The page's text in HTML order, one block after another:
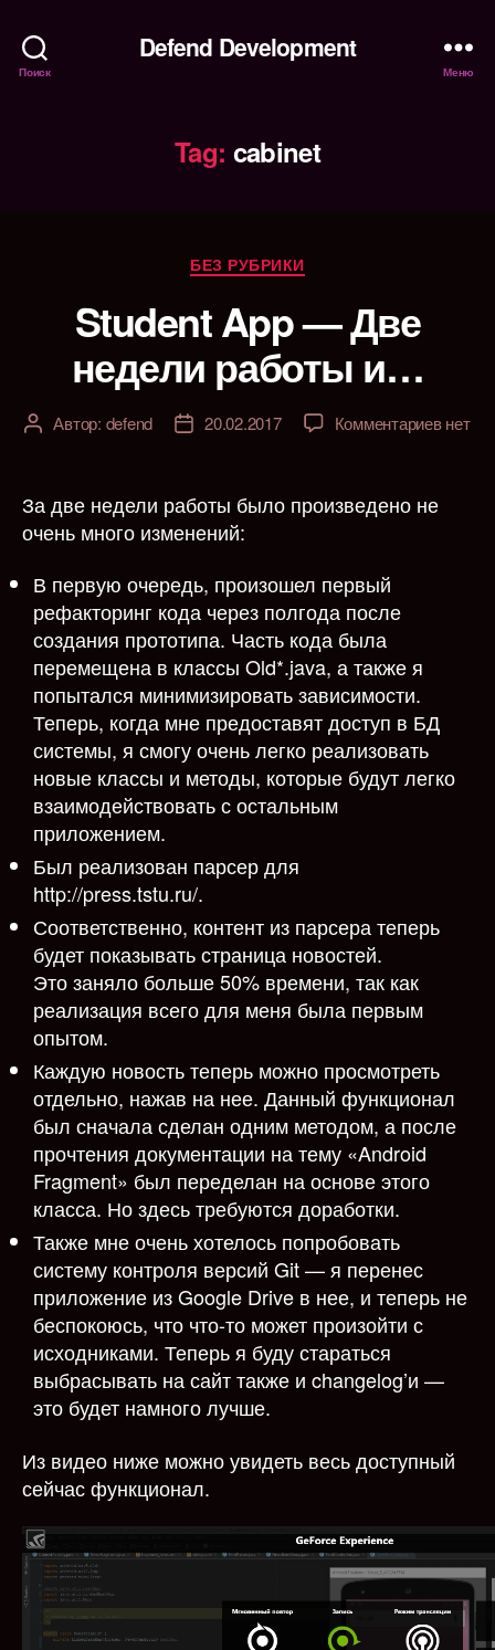
Поиск
Defend Development
Меню
Tag: cabinet
Рубрики
БЕЗ РУБРИКИ
Student App — Две
недели работы и…
АвторАвтор: defend
Дата20.02.2017 Комментариевк
нет
За две недели работы было произведено не
очень много изменений:
В первую очередь, произошел первый
рефакторинг кода через полгода после
создания прототипа. Часть кода была
перемещена в классы Old*.java, а также я
попытался минимизировать зависимости.
Теперь, когда мне предоставят доступ в БД
системы, я смогу очень легко реализовать
новые классы и методы, которые будут легко
взаимодействовать с остальным
приложением.
Был реализован парсер для
http://press.tstu.ru/.
Соответственно, контент из парсера теперь
будет показывать страница новостей.
Это заняло больше 50% времени, так как
реализация всего для меня была первым
опытом.
Каждую новость теперь можно просмотреть
отдельно, нажав на нее. Данный функционал
был сначала сделан одним методом, а после
прочтения документации на тему «Android
Fragment» был переделан на основе этого
класса. Но здесь требуются доработки.
Также мне очень хотелось попробовать
систему контроля версий Git — я перенес
приложение из Google Drive в нее, и теперь не
беспокоюсь, что что-то может произойти с
исходниками. Теперь я буду стараться
выбрасывать на сайт также и changelog’и —
это будет намного лучше.
Из видео ниже можно увидеть весь доступный
сейчас функционал.